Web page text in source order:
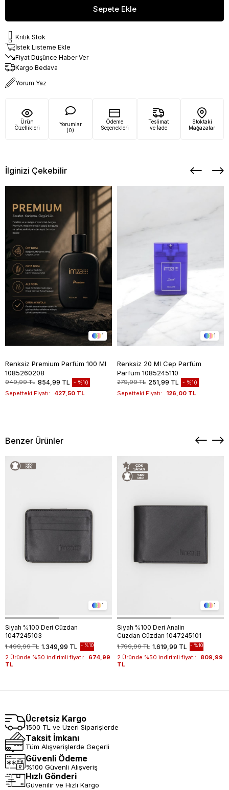
Kritik Stok
İstek Listeme Ekle
Fiyat Düşünce Haber Ver
Kargo Bedava
Yorum Yaz
Ürün
Özellikleri
Yorumlar
(0)
Ödeme
Seçenekleri
Teslimat
ve İade
Stoktaki
Mağazalar
İlginizi Çekebilir
1
Renksiz Premium Parfüm 100 Ml
1085260208
949,99 TL 854,99 TL %10
Sepetteki Fiyatı: 427,50 TL
1
Renksiz 20 Ml Cep Parfüm
Parfüm 1085245110
279,99 TL 251,99 TL %10
Sepetteki Fiyatı: 126,00 TL
Benzer Ürünler
1
Siyah %100 Deri Cüzdan
1047245103
1.349,99 TL
1.499,99 TL %10
2.Üründe %50 indirimli fiyatı:
674,99
TL
1
Siyah %100 Deri Analin
Cüzdan Cüzdan 1047245101
1.619,99 TL
1.799,99 TL %10
2.Üründe %50 indirimli fiyatı:
809,99
TL
Ücretsiz Kargo
1500 TL ve Üzeri Siparişlerde
Taksit İmkanı
Tüm Alışverişlerde Geçerli
Güvenli Ödeme
%100 Güvenli Alışveriş
Hızlı Gönderi
Güvenilir ve Hızlı Kargo